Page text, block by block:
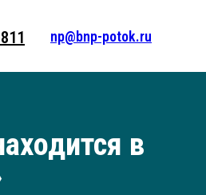
np@bnp-potok.ru
в